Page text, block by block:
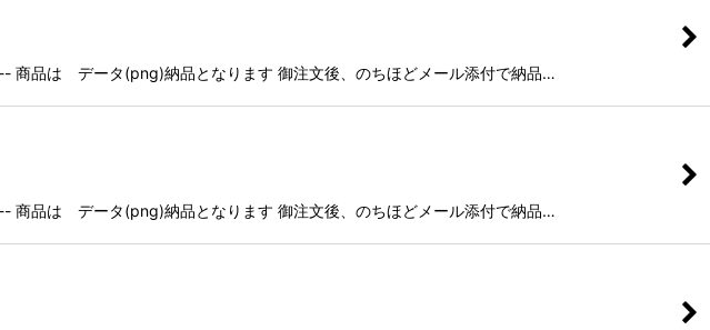
データ(png)納品となります 御注文後、のちほどメール添付で納品…
データ(png)納品となります 御注文後、のちほどメール添付で納品…